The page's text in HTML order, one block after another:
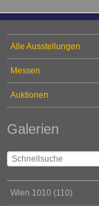
Alle Ausstellungen
Messen
Auktionen
Galerien
Wien 1010 (110)